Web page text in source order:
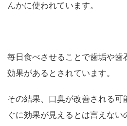
んかに使われています。
毎日食べさせることで歯垢や歯
効果があるとされています。
その結果、口臭が改善される可
ぐに効果が見えるとは言えな